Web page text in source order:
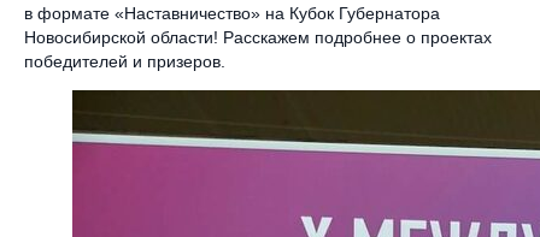
в формате «Наставничество» на Кубок Губернатора
Новосибирской области! Расскажем подробнее о проектах
победителей и призеров.